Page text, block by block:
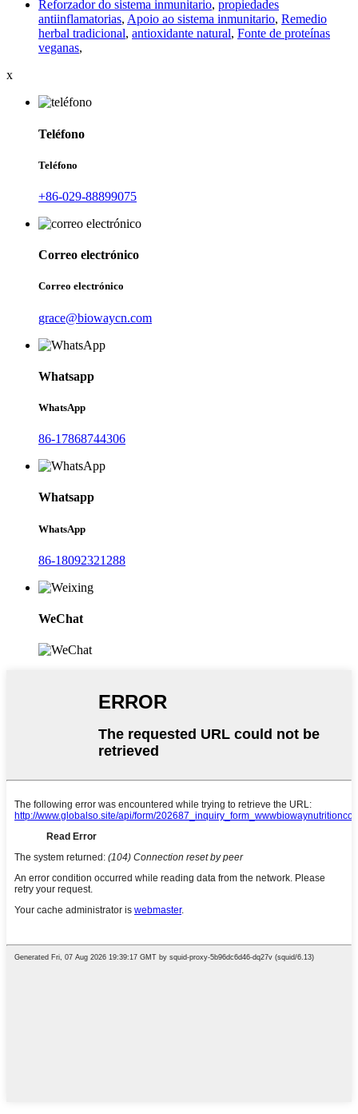
Reforzador do sistema inmunitario, propiedades
antiinflamatorias, Apoio ao sistema inmunitario, Remedio
herbal tradicional, antioxidante natural, Fonte de proteínas
veganas,
x
Teléfono
Teléfono
+86-029-88899075
Correo electrónico
Correo electrónico
grace@biowaycn.com
Whatsapp
WhatsApp
86-17868744306
Whatsapp
WhatsApp
86-18092321288
WeChat